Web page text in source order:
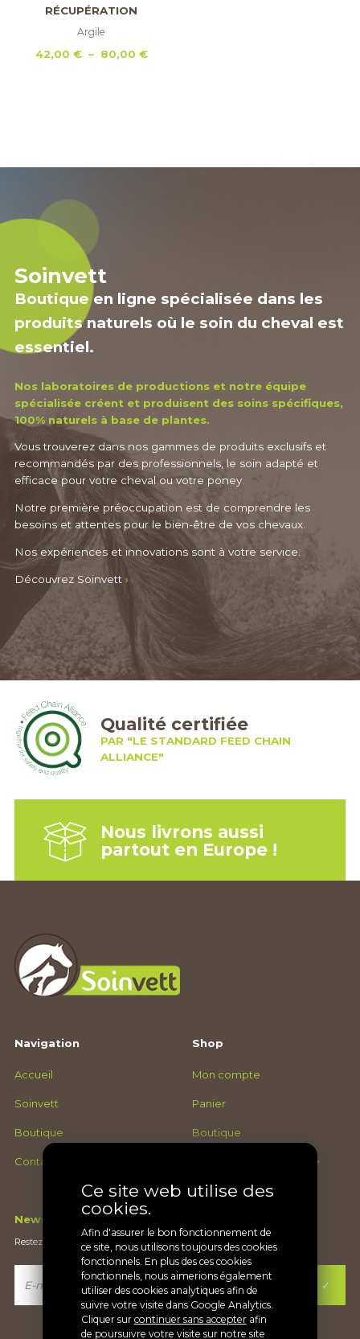
RÉCUPÉRATION
Argile
42,00 € – 80,00 €Plage
Soinvett
Boutique en ligne spécialisée dans les
produits naturels où le soin du cheval est
essentiel.
Nos laboratoires de productions et notre équipe
spécialisée créent et produisent des soins spécifiques,
100% naturels à base de plantes.
Vous trouverez dans nos gammes de produits exclusifs et
recommandés par des professionnels, le soin adapté et
efficace pour votre cheval ou votre poney.
Notre première préoccupation est de comprendre les
besoins et attentes pour le bien-être de vos chevaux.
Nos expériences et innovations sont à votre service.
Découvrez Soinvett ›
Qualité certifiée
PAR "LE STANDARD FEED CHAIN
ALLIANCE"
Nous livrons aussi
partout en Europe !
Navigation
Accueil
Soinvett
Boutique
Contact
Shop
Mon compte
Panier
Boutique
Conditions générales de
Newsletter
Restez au courant de nos nouveautés
Ce site web utilise des
cookies.
Afin d'assurer le bon fonctionnement de
ce site, nous utilisons toujours des cookies
fonctionnels. En plus des ces cookies
fonctionnels, nous aimerions également
utiliser des cookies analytiques afin de
suivre votre visite dans Google Analytics.
Cliquer sur continuer sans accepterafin
de poursuivre votre visite sur notre site